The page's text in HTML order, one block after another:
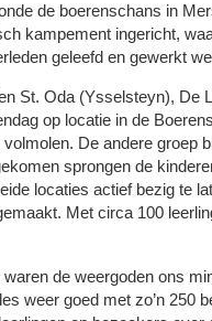
de boerenschans in
kampement ingericht,
geleefd en gewerkt
St. Oda (Ysselsteyn), De
op locatie in de
De andere
sprongen de
locaties actief bezig te
Met circa 100
de weergoden ons
weer goed met zo’n